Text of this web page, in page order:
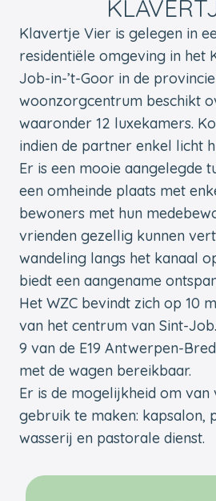
Klavertje Vier is gelegen in
residentiële omgeving in het
Job-in-’t-Goor in de
woonzorgcentrum beschikt
waaronder 12 luxekamers.
indien de partner enkel licht
Er is een mooie aangelegde
een omheinde plaats met
bewoners met hun
vrienden gezellig kunnen
wandeling langs het kanaal
biedt een aangename
Het WZC bevindt zich op 10
van het centrum van Sint-
9 van de E19 Antwerpen-
met de wagen bereikbaar.
Er is de mogelijkheid om van
gebruik te maken: kapsalon,
wasserij en pastorale dienst.